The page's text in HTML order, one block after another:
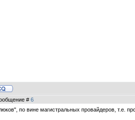
# 6
по вине магистральных провайдеров, т.е.